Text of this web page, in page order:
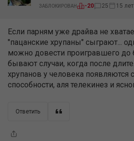
ЗАБЛОКИРОВАН -20 25 15
Если парням уже драйва не
"пацанские хрупаны" сыграют...
можно довести проигравшего до
бывают случаи, когда после
хрупанов у человека появляются
способности, аля телекинез и
Ответить